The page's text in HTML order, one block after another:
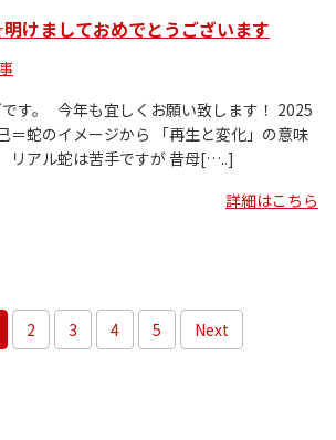
けましておめでとうございます
す。 今年も宜しくお願い致します！ 2025
＝蛇のイメージから 「再生と変化」の意味
リアル蛇は苦手ですが 昔母[…..]
詳細はこちら
2 3 4 5
Next